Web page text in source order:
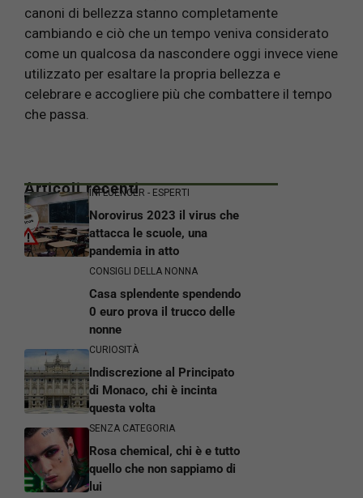
canoni di bellezza stanno completamente
cambiando e ciò che un tempo veniva considerato
come un qualcosa da nascondere oggi invece viene
utilizzato per esaltare la propria bellezza e
celebrare e accogliere più che combattere il tempo
che passa.
Articoli recentiINFLUENCER - ESPERTI
Norovirus 2023 il virus che
attacca le scuole, una
pandemia in atto
CONSIGLI DELLA NONNA
Casa splendente spendendo
0 euro prova il trucco delle
nonne
CURIOSITÀ
Indiscrezione al Principato
di Monaco, chi è incinta
questa volta
SENZA CATEGORIA
Rosa chemical, chi è e tutto
quello che non sappiamo di
lui